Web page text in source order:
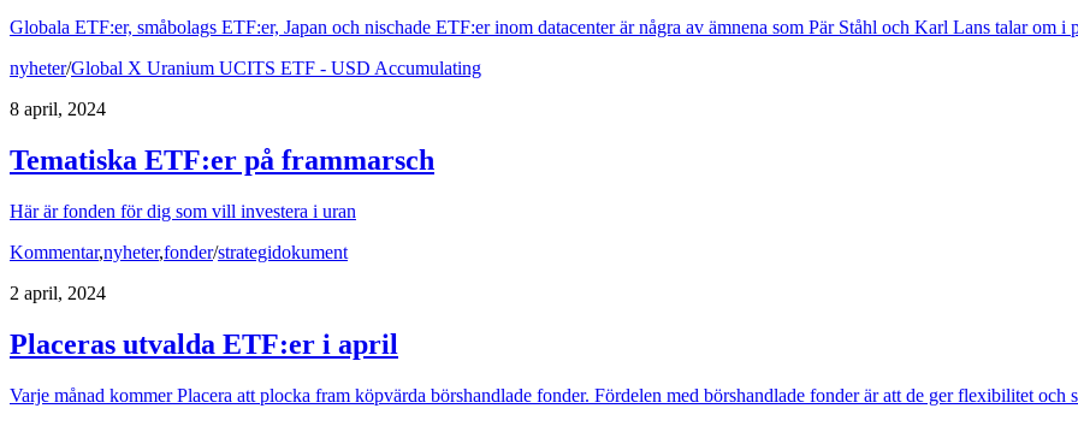
Globala ETF:er, småbolags ETF:er, Japan och nischade ETF:er inom datacenter är några av ämnena som Pär Ståhl och Karl Lans talar om i
nyheter/Global X Uranium UCITS ETF - USD Accumulating
8 april, 2024
Tematiska ETF:er på frammarsch
Här är fonden för dig som vill investera i uran
Kommentar,nyheter,fonder/strategidokument
2 april, 2024
Placeras utvalda ETF:er i april
Varje månad kommer Placera att plocka fram köpvärda börshandlade fonder. Fördelen med börshandlade fonder är att de ger flexibilitet